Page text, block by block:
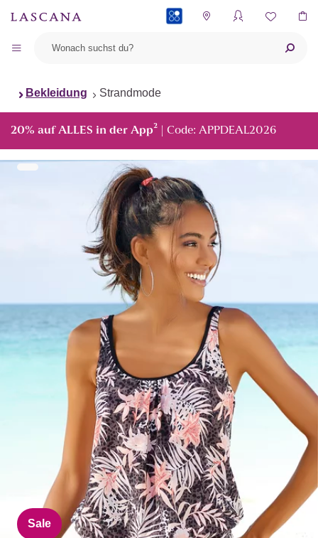
Bekleidung Strandmode
20% auf ALLES in der App² | Code: APPDEAL2026
Sale